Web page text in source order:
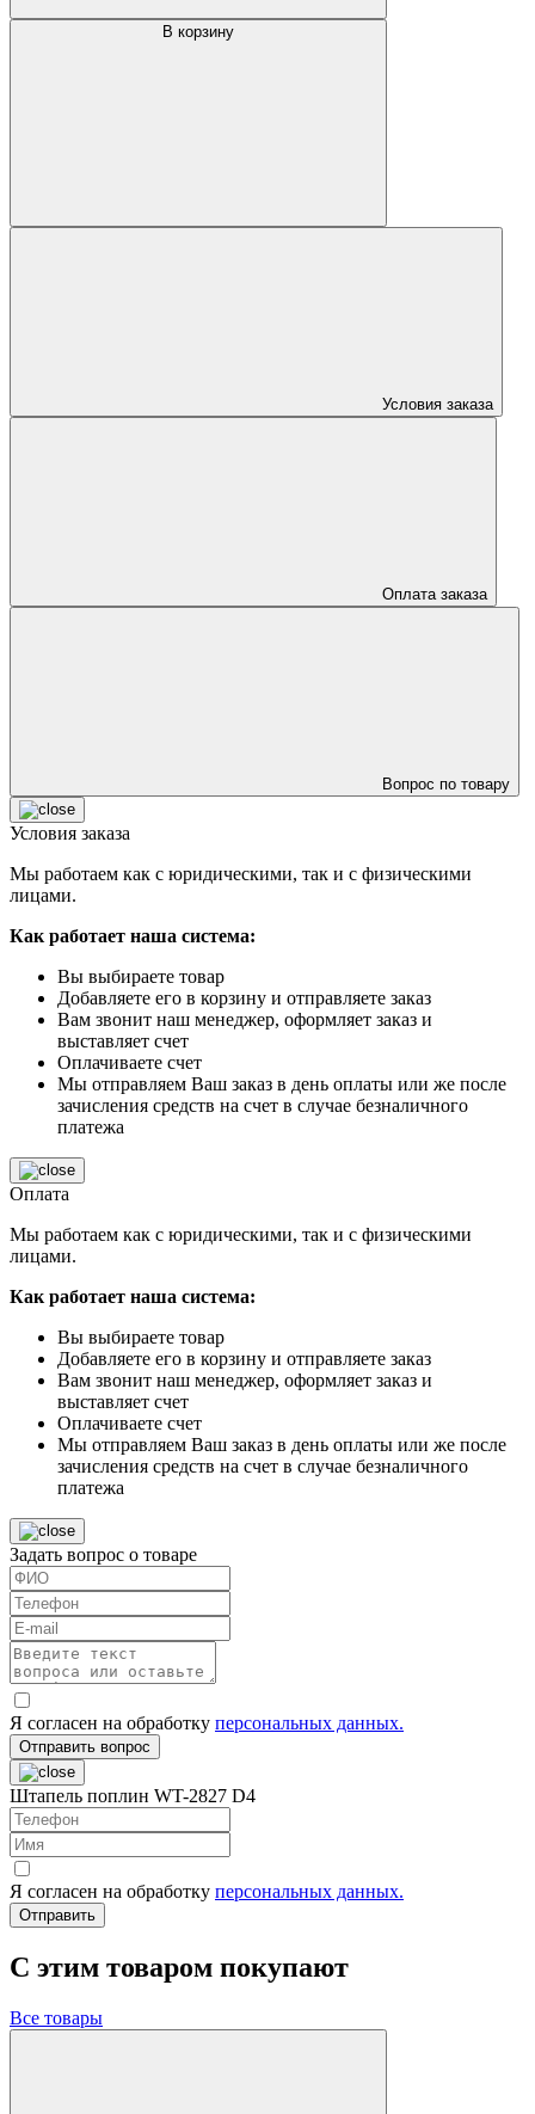
В корзину
Условия заказа
Оплата заказа
Вопрос по товару
Условия заказа
Мы работаем как с юридическими, так и с физическими
лицами.
Как работает наша система:
Вы выбираете товар
Добавляете его в корзину и отправляете заказ
Вам звонит наш менеджер, оформляет заказ и
выставляет счет
Оплачиваете счет
Мы отправляем Ваш заказ в день оплаты или же после
зачисления средств на счет в случае безналичного
платежа
Оплата
Мы работаем как с юридическими, так и с физическими
лицами.
Как работает наша система:
Вы выбираете товар
Добавляете его в корзину и отправляете заказ
Вам звонит наш менеджер, оформляет заказ и
выставляет счет
Оплачиваете счет
Мы отправляем Ваш заказ в день оплаты или же после
зачисления средств на счет в случае безналичного
платежа
Задать вопрос о товаре
Я согласен на обработку персональных данных.
Отправить вопрос
Штапель поплин WT-2827 D4
Я согласен на обработку персональных данных.
Отправить
C этим товаром покупают
Все товары